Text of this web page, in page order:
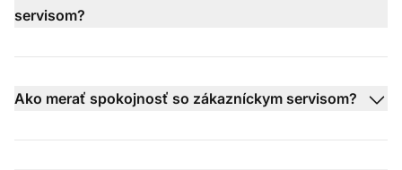
servisom?
Ako merať spokojnosť so zákazníckym servisom?